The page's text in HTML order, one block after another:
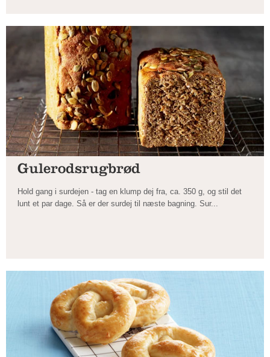
Gulerodsrugbrød
Hold gang i surdejen - tag en klump dej fra, ca. 350 g, og stil det
lunt et par dage. Så er der surdej til næste bagning. Sur...